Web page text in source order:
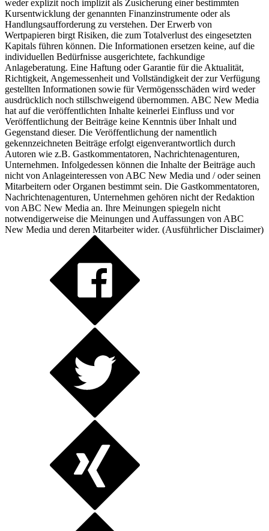
weder explizit noch implizit als Zusicherung einer bestimmten
Kursentwicklung der genannten Finanzinstrumente oder als
Handlungsaufforderung zu verstehen. Der Erwerb von
Wertpapieren birgt Risiken, die zum Totalverlust des eingesetzten
Kapitals führen können. Die Informationen ersetzen keine, auf die
individuellen Bedürfnisse ausgerichtete, fachkundige
Anlageberatung. Eine Haftung oder Garantie für die Aktualität,
Richtigkeit, Angemessenheit und Vollständigkeit der zur Verfügung
gestellten Informationen sowie für Vermögensschäden wird weder
ausdrücklich noch stillschweigend übernommen. ABC New Media
hat auf die veröffentlichten Inhalte keinerlei Einfluss und vor
Veröffentlichung der Beiträge keine Kenntnis über Inhalt und
Gegenstand dieser. Die Veröffentlichung der namentlich
gekennzeichneten Beiträge erfolgt eigenverantwortlich durch
Autoren wie z.B. Gastkommentatoren, Nachrichtenagenturen,
Unternehmen. Infolgedessen können die Inhalte der Beiträge auch
nicht von Anlageinteressen von ABC New Media und / oder seinen
Mitarbeitern oder Organen bestimmt sein. Die Gastkommentatoren,
Nachrichtenagenturen, Unternehmen gehören nicht der Redaktion
von ABC New Media an. Ihre Meinungen spiegeln nicht
notwendigerweise die Meinungen und Auffassungen von ABC
New Media und deren Mitarbeiter wider. (Ausführlicher Disclaimer)